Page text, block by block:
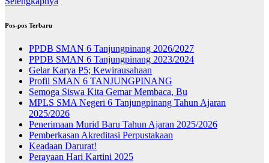
Pos-pos Terbaru
PPDB SMAN 6 Tanjungpinang 2026/2027
PPDB SMAN 6 Tanjungpinang 2023/2024
Gelar Karya P5; Kewirausahaan
Profil SMAN 6 TANJUNGPINANG
Semoga Siswa Kita Gemar Membaca, Bu
MPLS SMA Negeri 6 Tanjungpinang Tahun Ajaran
2025/2026
Penerimaan Murid Baru Tahun Ajaran 2025/2026
Pemberkasan Akreditasi Perpustakaan
Keadaan Darurat!
Perayaan Hari Kartini 2025